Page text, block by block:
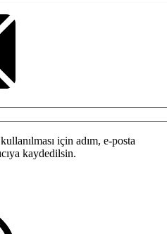
için adım, e-posta
kaydedilsin.